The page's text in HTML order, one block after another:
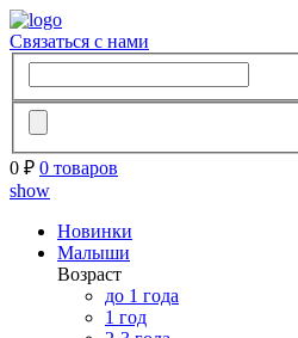
Связаться с нами
0 ₽ 0 товаров
show
Новинки
Малыши
Возраст
до 1 года
1 год